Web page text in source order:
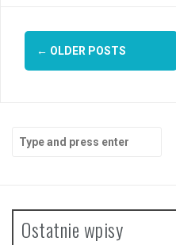
Posts
navigation
← OLDER POSTS
Search
for:
Ostatnie wpisy